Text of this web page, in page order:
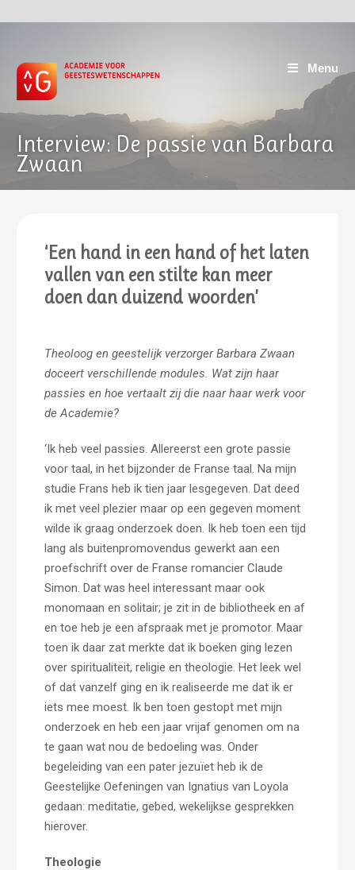
Menu
Interview: De passie van Barbara
Zwaan
‘Een hand in een hand of het laten
vallen van een stilte kan meer
doen dan duizend woorden’
Theoloog en geestelijk verzorger Barbara Zwaan
doceert verschillende modules. Wat zijn haar
passies en hoe vertaalt zij die naar haar werk voor
de Academie?
‘Ik heb veel passies. Allereerst een grote passie
voor taal, in het bijzonder de Franse taal. Na mijn
studie Frans heb ik tien jaar lesgegeven. Dat deed
ik met veel plezier maar op een gegeven moment
wilde ik graag onderzoek doen. Ik heb toen een tijd
lang als buitenpromovendus gewerkt aan een
proefschrift over de Franse romancier Claude
Simon. Dat was heel interessant maar ook
monomaan en solitair; je zit in de bibliotheek en af
en toe heb je een afspraak met je promotor. Maar
toen ik daar zat merkte dat ik boeken ging lezen
over spiritualiteit, religie en theologie. Het leek wel
of dat vanzelf ging en ik realiseerde me dat ik er
iets mee moest. Ik ben toen gestopt met mijn
onderzoek en heb een jaar vrijaf genomen om na
te gaan wat nou de bedoeling was. Onder
begeleiding van een pater jezuïet heb ik de
Geestelijke Oefeningen van Ignatius van Loyola
gedaan: meditatie, gebed, wekelijkse gesprekken
hierover.
Theologie